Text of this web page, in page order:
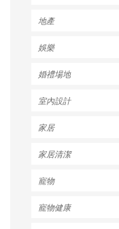
地產
娛樂
婚禮場地
室內設計
家居
家居清潔
寵物
寵物健康